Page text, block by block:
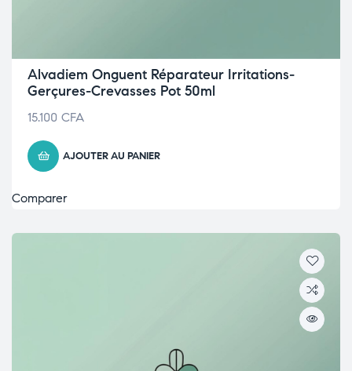
Alvadiem Onguent Réparateur Irritations-
Gerçures-Crevasses Pot 50ml
15.100 CFA
AJOUTER AU PANIER
Comparer